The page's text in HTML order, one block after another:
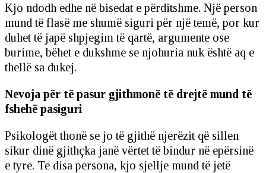
Kjo ndodh edhe në bisedat e përditshme. Një person
mund të flasë me shumë siguri për një temë, por kur
duhet të japë shpjegim të qartë, argumente ose
burime, bëhet e dukshme se njohuria nuk është aq e
thellë sa dukej.
Nevoja për të pasur gjithmonë të drejtë mund të
fshehë pasiguri
Psikologët thonë se jo të gjithë njerëzit që sillen
sikur dinë gjithçka janë vërtet të bindur në epërsinë
e tyre. Te disa persona, kjo sjellje mund të jetë